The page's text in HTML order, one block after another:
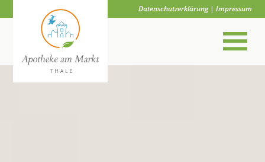
×
Datenschutzerklärung | Impressum